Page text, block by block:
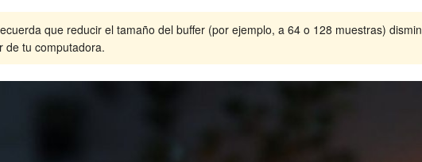
que reducir el tamaño del buffer (por ejemplo, a 64 o 128 muestras)
de tu computadora.